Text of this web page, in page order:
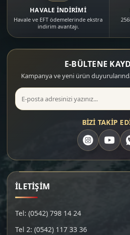
HAVALE İNDİRİMİ
Havale ve EFT ödemelerinde ekstra
indirim avantajı.
E-BÜLTENE
Kampanya ve yeni ürün
BİZİ TAKİP
İLETİŞİM
Tel: (0542) 798 14 24
Tel 2: (0542) 117 33 36